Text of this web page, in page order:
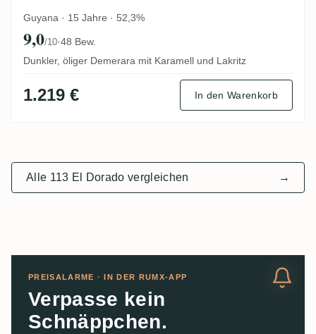
Guyana · 15 Jahre · 52,3%
9,0/10·48 Bew.
Dunkler, öliger Demerara mit Karamell und Lakritz
1.219 € In den Warenkorb
Alle 113 El Dorado vergleichen →
PREISALARME · IN DER RUMX-APP
Verpasse kein
Schnäppchen.